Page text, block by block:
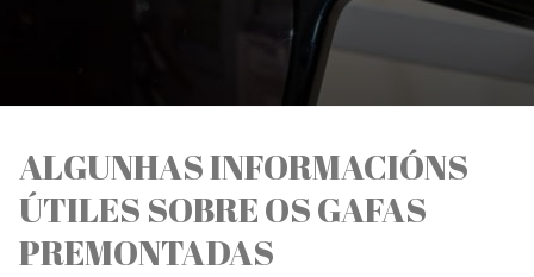
ALGUNHAS INFORMACIÓNS
ÚTILES SOBRE OS GAFAS
PREMONTADAS